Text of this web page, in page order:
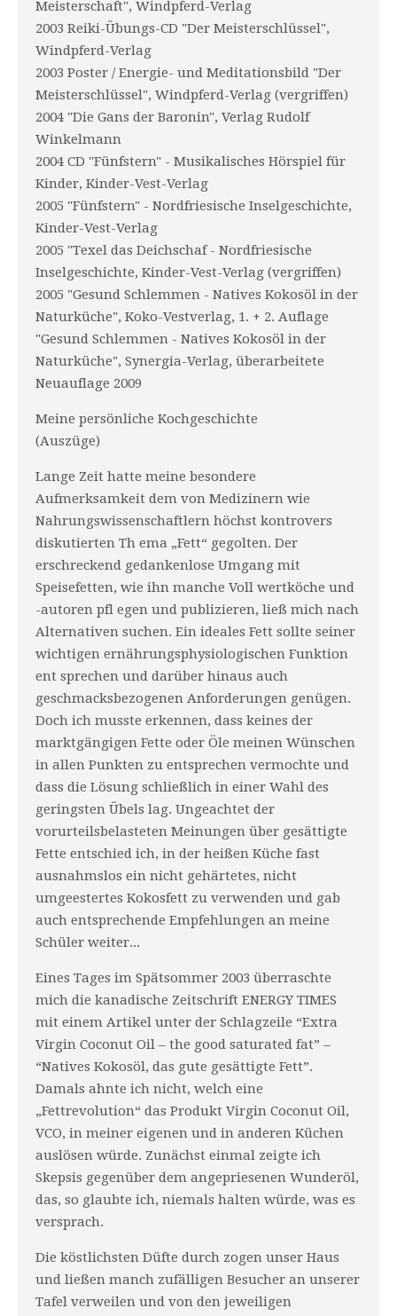
Meisterschaft", Windpferd-Verlag
2003 Reiki-Übungs-CD "Der Meisterschlüssel",
Windpferd-Verlag
2003 Poster / Energie- und Meditationsbild "Der
Meisterschlüssel", Windpferd-Verlag (vergriffen)
2004 "Die Gans der Baronin", Verlag Rudolf
Winkelmann
2004 CD "Fünfstern" - Musikalisches Hörspiel für
Kinder, Kinder-Vest-Verlag
2005 "Fünfstern" - Nordfriesische Inselgeschichte,
Kinder-Vest-Verlag
2005 "Texel das Deichschaf - Nordfriesische
Inselgeschichte, Kinder-Vest-Verlag (vergriffen)
2005 "Gesund Schlemmen - Natives Kokosöl in der
Naturküche", Koko-Vestverlag, 1. + 2. Auflage
"Gesund Schlemmen - Natives Kokosöl in der
Naturküche", Synergia-Verlag, überarbeitete
Neuauflage 2009
Meine persönliche Kochgeschichte
(Auszüge)
Lange Zeit hatte meine besondere
Aufmerksamkeit dem von Medizinern wie
Nahrungswissenschaftlern höchst kontrovers
diskutierten Th ema „Fett“ gegolten. Der
erschreckend gedankenlose Umgang mit
Speisefetten, wie ihn manche Voll wertköche und
-autoren pfl egen und publizieren, ließ mich nach
Alternativen suchen. Ein ideales Fett sollte seiner
wichtigen ernährungsphysiologischen Funktion
ent sprechen und darüber hinaus auch
geschmacksbezogenen Anforderungen genügen.
Doch ich musste erkennen, dass keines der
marktgängigen Fette oder Öle meinen Wünschen
in allen Punkten zu entsprechen vermochte und
dass die Lösung schließlich in einer Wahl des
geringsten Übels lag. Ungeachtet der
vorurteilsbelasteten Meinungen über gesättigte
Fette entschied ich, in der heißen Küche fast
ausnahmslos ein nicht gehärtetes, nicht
umgeestertes Kokosfett zu verwenden und gab
auch entsprechende Empfehlungen an meine
Schüler weiter...
Eines Tages im Spätsommer 2003 überraschte
mich die kanadische Zeitschrift ENERGY TIMES
mit einem Artikel unter der Schlagzeile “Extra
Virgin Coconut Oil – the good saturated fat” –
“Natives Kokosöl, das gute gesättigte Fett”.
Damals ahnte ich nicht, welch eine
„Fettrevolution“ das Produkt Virgin Coconut Oil,
VCO, in meiner eigenen und in anderen Küchen
auslösen würde. Zunächst einmal zeigte ich
Skepsis gegenüber dem angepriesenen Wunderöl,
das, so glaubte ich, niemals halten würde, was es
versprach.
Die köstlichsten Düfte durch zogen unser Haus
und ließen manch zufälligen Besucher an unserer
Tafel verweilen und von den jeweiligen